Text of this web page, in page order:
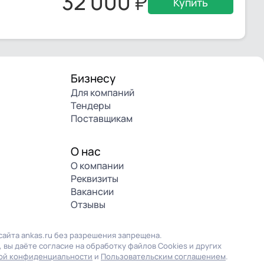
Бизнесу
Для компаний
Тендеры
Поставщикам
О нас
О компании
Реквизиты
Вакансии
Отзывы
ankas.ru без разрешения запрещена.
даёте согласие на обработку файлов Cookies и других
конфиденциальности и Пользовательским соглашением.